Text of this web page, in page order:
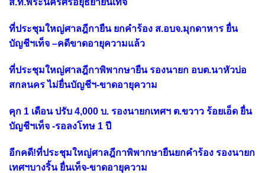
ที่ประชุมใหญ่ศาลฎีกายืน ยกคำร้อง ส.อบจ.มุกดาหาร ยื่น
บัญชีฯเท็จ –คดีขาดอายุความแล้ว
ที่ประชุมใหญ่ศาลฎีกาพิพากษายืน รองนายก อบต.นาหัวบ่อ
สกลนคร ไม่ยื่นบัญชีฯ-ขาดอายุความ
คุก 1 เดือน ปรับ 4,000 บ. รองนายกเทศฯ ต.ขวาว ร้อยเอ็ด ยื่น
บัญชีฯเท็จ -รอลงโทษ 1 ปี
อีกคดี!ที่ประชุมใหญ่ศาลฎีกาพิพากษายืนยกคำร้อง รองนายก
เทศฯบางริ้น ยื่นเท็จ-ขาดอายุความ